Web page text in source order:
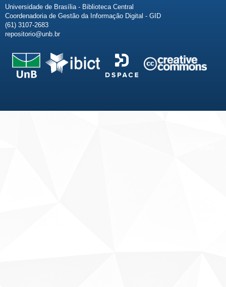
Universidade de Brasília - Biblioteca Central
Coordenadoria de Gestão da Informação Digital - GID
(61) 3107-2683
repositorio@unb.br